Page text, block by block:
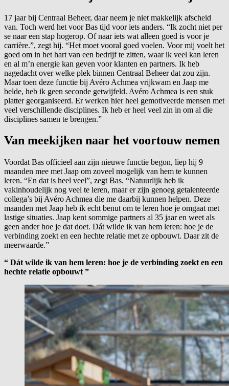
17 jaar bij Centraal Beheer, daar neem je niet makkelijk afscheid
van. Toch werd het voor Bas tijd voor iets anders. “Ik zocht niet per
se naar een stap hogerop. Of naar iets wat alleen goed is voor je
carrière.”, zegt hij. “Het moet vooral goed voelen. Voor mij voelt het
goed om in het hart van een bedrijf te zitten, waar ik veel kan leren
en al m’n energie kan geven voor klanten en partners. Ik heb
nagedacht over welke plek binnen Centraal Beheer dat zou zijn.
Maar toen deze functie bij Avéro Achmea vrijkwam en Jaap me
belde, heb ik geen seconde getwijfeld. Avéro Achmea is een stuk
platter georganiseerd. Er werken hier heel gemotiveerde mensen met
veel verschillende disciplines. Ik heb er heel veel zin in om al die
disciplines samen te brengen.”
Van meekijken naar het voortouw nemen
Voordat Bas officieel aan zijn nieuwe functie begon, liep hij 9
maanden mee met Jaap om zoveel mogelijk van hem te kunnen
leren. “En dat is heel veel”, zegt Bas. “Natuurlijk heb ik
vakinhoudelijk nog veel te leren, maar er zijn genoeg getalenteerde
collega’s bij Avéro Achmea die me daarbij kunnen helpen. Deze
maanden met Jaap heb ik echt benut om te leren hoe je omgaat met
lastige situaties. Jaap kent sommige partners al 35 jaar en weet als
geen ander hoe je dat doet. Dát wilde ik van hem leren: hoe je de
verbinding zoekt en een hechte relatie met ze opbouwt. Daar zit de
meerwaarde.”
“ Dát wilde ik van hem leren: hoe je de verbinding zoekt en een
hechte relatie opbouwt ”